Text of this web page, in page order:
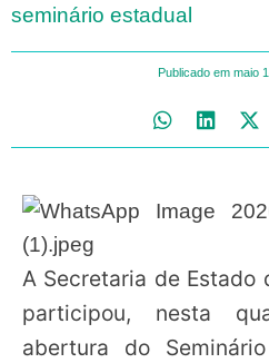
seminário estadual
Publicado em maio
A Secretaria de Estado
participou, nesta
abertura do